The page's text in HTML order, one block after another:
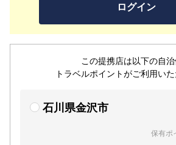
ログイン
この提携店は以下の自
トラベルポイントがご利用いた
石川県金沢市
保有ポ